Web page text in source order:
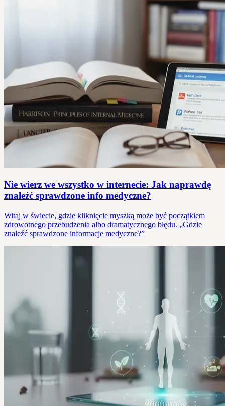
Nie wierz we wszystko w internecie: Jak naprawdę
znaleźć sprawdzone info medyczne?
Witaj w świecie, gdzie kliknięcie myszką może być początkiem
zdrowotnego przebudzenia albo dramatycznego błędu. „Gdzie
znaleźć sprawdzone informacje medyczne?”